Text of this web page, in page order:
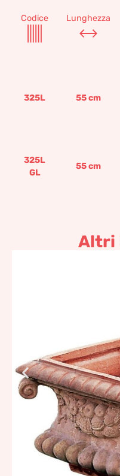
Codice Lunghezza
325L 55cm
325L
GL
55cm
Altri